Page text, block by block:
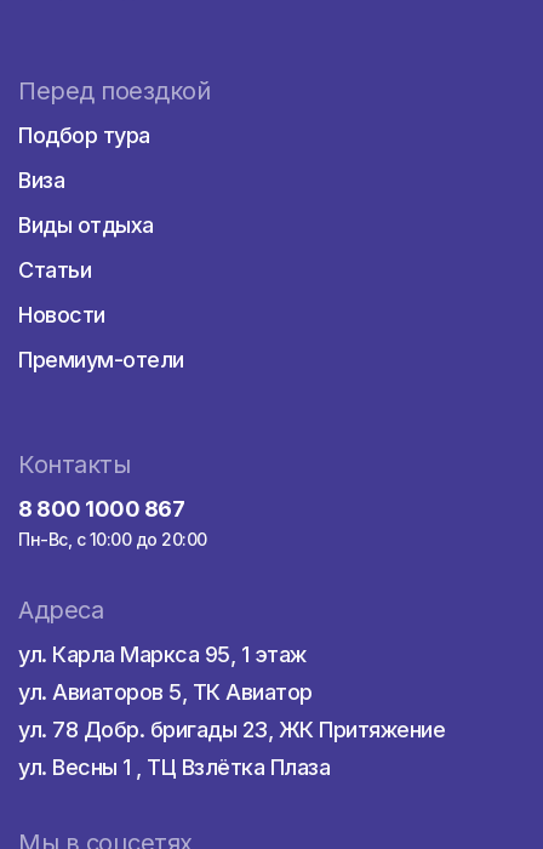
Перед поездкой
Подбор тура
Виза
Виды отдыха
Статьи
Новости
Премиум-отели
Контакты
8 800 1000 867
Пн-Вс, с 10:00 до 20:00
Адреса
ул. Карла Маркса 95, 1 этаж
ул. Авиаторов 5, ТК Авиатор
ул. 78 Добр. бригады 23, ЖК Притяжение
ул. Весны 1 , ТЦ Взлётка Плаза
Мы в соцсетях